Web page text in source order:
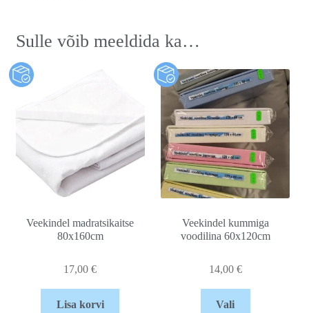
Sulle võib meeldida ka…
Veekindel madratsikaitse
80x160cm
17,00€
Lisa korvi
Veekindel kummiga
voodilina 60x120cm
14,00 €
Vali